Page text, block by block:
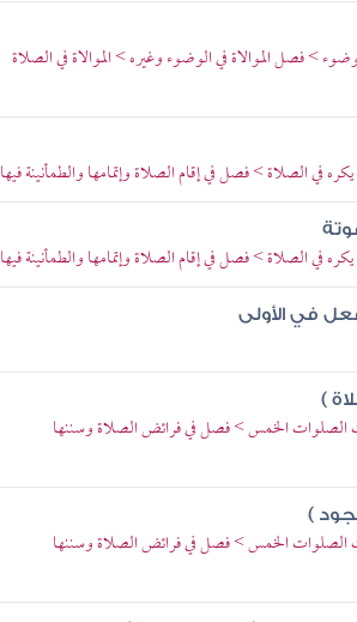
> فصل الموالاة في الوضوء وغيره > الموالاة في الصلاة
في الصلاة > فصل في إقام الصلاة وإتمامها والطمأنينة فيها
في الصلاة > فصل في إقام الصلاة وإتمامها والطمأنينة فيها
في الأولى
)
الصلوات الخمس > فصل في فرائض الصلاة وسننها
)
الصلوات الخمس > فصل في فرائض الصلاة وسننها